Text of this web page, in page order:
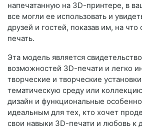
напечатанную на 3D-принтере, в
все могли ее использовать и
друзей и гостей, показав им, на
печать.
Эта модель является
возможностей 3D-печати и легко
творческие и творческие
тематическую среду или
дизайн и функциональные
идеальным для тех, кто хочет
свои навыки 3D-печати и любовь к